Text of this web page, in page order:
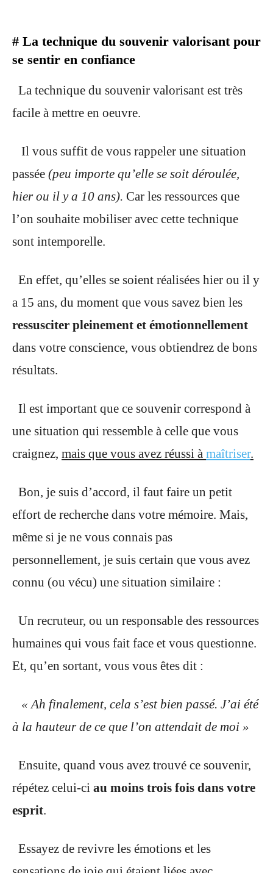
# La technique du souvenir valorisant pour
se sentir en confiance
La technique du souvenir valorisant est très
facile à mettre en oeuvre.
Il vous suffit de vous rappeler une situation
passée (peu importe qu’elle se soit déroulée,
hier ou il y a 10 ans). Car les ressources que
l’on souhaite mobiliser avec cette technique
sont intemporelle.
En effet, qu’elles se soient réalisées hier ou il y
a 15 ans, du moment que vous savez bien les
ressusciter pleinement et émotionnellement
dans votre conscience, vous obtiendrez de bons
résultats.
Il est important que ce souvenir correspond à
une situation qui ressemble à celle que vous
craignez, mais que vous avez réussi à maîtriser.
Bon, je suis d’accord, il faut faire un petit
effort de recherche dans votre mémoire. Mais,
même si je ne vous connais pas
personnellement, je suis certain que vous avez
connu (ou vécu) une situation similaire :
Un recruteur, ou un responsable des ressources
humaines qui vous fait face et vous questionne.
Et, qu’en sortant, vous vous êtes dit :
« Ah finalement, cela s’est bien passé. J’ai été
à la hauteur de ce que l’on attendait de moi »
Ensuite, quand vous avez trouvé ce souvenir,
répétez celui-ci au moins trois fois dans votre
esprit.
Essayez de revivre les émotions et les